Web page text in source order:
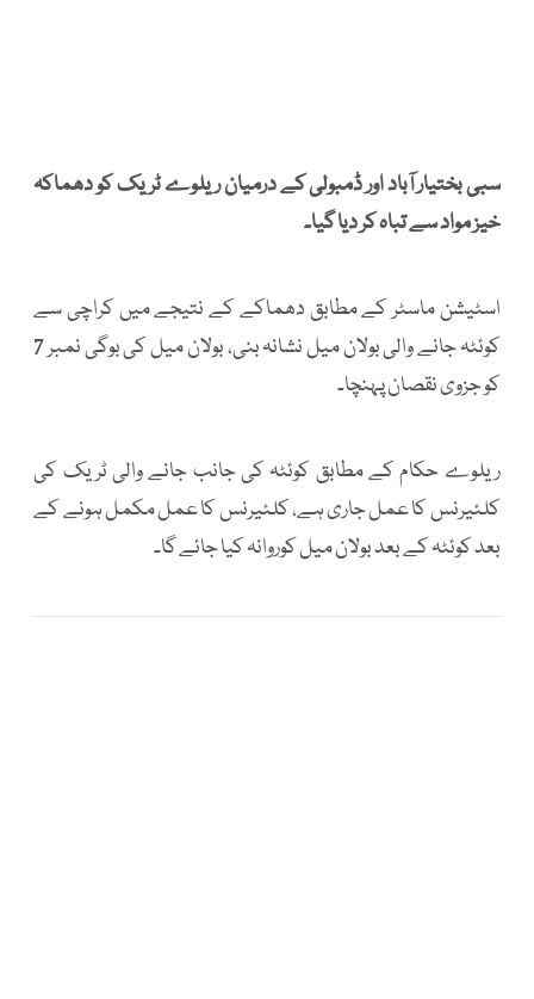
سبی بختیار آباد اور ڈمبولی کے درمیان ریلوے ٹریک کو دھماکہ
خیز مواد سے تباہ کر دیا گیا۔
اسٹیشن ماسٹر کے مطابق دھماکے کے نتیجے میں کراچی سے
کوئٹہ جانے والی بولان میل نشانہ بنی، بولان میل کی بوگی نمبر 7
کو جزوی نقصان پہنچا۔
ریلوے حکام کے مطابق کوئٹہ کی جانب جانے والی ٹریک کی
کلئیرنس کا عمل جاری ہے، کلئیرنس کا عمل مکمل ہونے کے
بعد کوئٹہ کے بعد بولان میل کوروانہ کیا جائے گا۔